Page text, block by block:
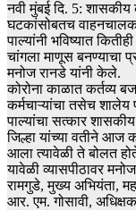
नवी मुंबई दि. 5: शासकीय
घटकांसोबतच
पाल्यांनी भविष्यात
चांगला माणूस बनण्याचा
मनोज रानडे यांनी केले.
कोरोना काळात कर्तव्य
कर्मचाऱ्यांचा तसेच शालेय
पाल्यांचा सत्कार
जिल्हा यांच्या वतीने
आला त्यावेळी ते बोलत
यावेळी व्यासपीठावर
रामगुडे, मुख्य अभियंता,
आर. एम. गोसावी,